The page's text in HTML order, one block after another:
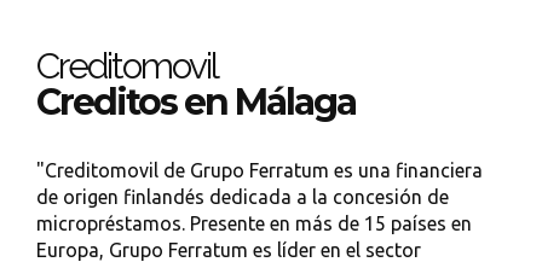
Creditomovil
Creditos en Málaga
"Creditomovil de Grupo Ferratum es una financiera
de origen finlandés dedicada a la concesión de
micropréstamos. Presente en más de 15 países en
Europa, Grupo Ferratum es líder en el sector